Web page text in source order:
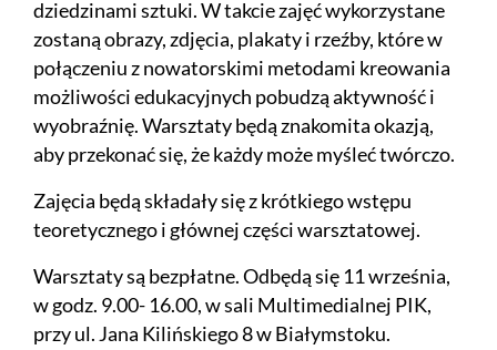
dziedzinami sztuki. W takcie zajęć wykorzystane
zostaną obrazy, zdjęcia, plakaty i rzeźby, które w
połączeniu z nowatorskimi metodami kreowania
możliwości edukacyjnych pobudzą aktywność i
wyobraźnię. Warsztaty będą znakomita okazją,
aby przekonać się, że każdy może myśleć twórczo.
Zajęcia będą składały się z krótkiego wstępu
teoretycznego i głównej części warsztatowej.
Warsztaty są bezpłatne. Odbędą się 11 września,
w godz. 9.00- 16.00, w sali Multimedialnej PIK,
przy ul. Jana Kilińskiego 8 w Białymstoku.